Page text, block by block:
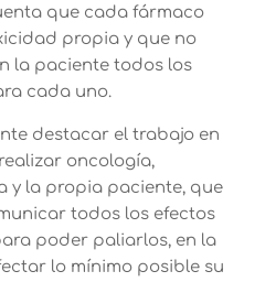
que cada fármaco
propia y que no
la paciente todos los
cada uno.
destacar el trabajo en
oncología,
y la propia paciente, que
todos los efectos
poder paliarlos, en la
lo mínimo posible su